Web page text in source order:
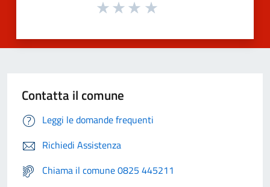
Contatta il comune
Leggi le domande frequenti
Richiedi Assistenza
Chiama il comune 0825 445211